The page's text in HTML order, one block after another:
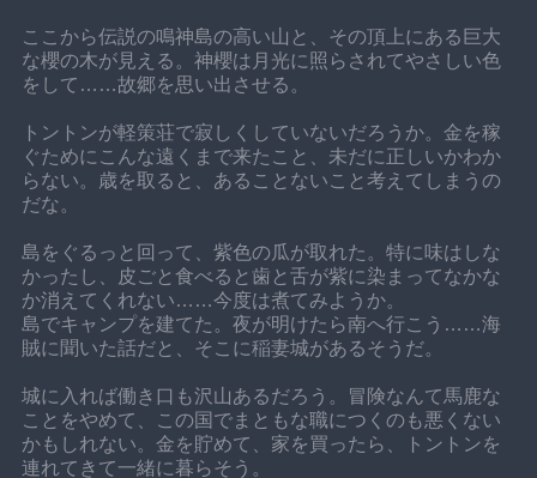
ここから伝説の鳴神島の高い山と、その頂上にある巨大
な櫻の木が見える。神櫻は月光に照らされてやさしい色
をして……故郷を思い出させる。
トントンが軽策荘で寂しくしていないだろうか。金を稼
ぐためにこんな遠くまで来たこと、未だに正しいかわか
らない。歳を取ると、あることないこと考えてしまうの
だな。
島をぐるっと回って、紫色の瓜が取れた。特に味はしな
かったし、皮ごと食べると歯と舌が紫に染まってなかな
か消えてくれない……今度は煮てみようか。
島でキャンプを建てた。夜が明けたら南へ行こう……海
賊に聞いた話だと、そこに稲妻城があるそうだ。
城に入れば働き口も沢山あるだろう。冒険なんて馬鹿な
ことをやめて、この国でまともな職につくのも悪くない
かもしれない。金を貯めて、家を買ったら、トントンを
連れてきて一緒に暮らそう。